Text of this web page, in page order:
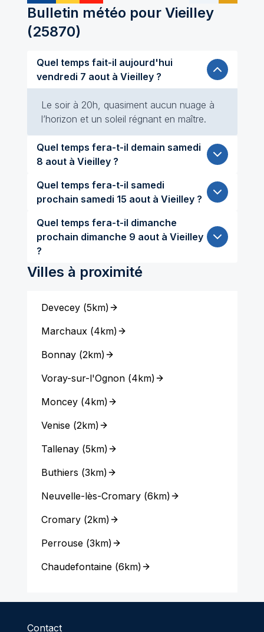
Bulletin météo pour Vieilley
(25870)
Quel temps fait-il aujourd'hui
vendredi 7 aout à Vieilley ?
Le soir à 20h, quasiment aucun nuage à
l’horizon et un soleil régnant en maître.
Quel temps fera-t-il demain samedi
8 aout à Vieilley ?
Quel temps fera-t-il samedi
prochain samedi 15 aout à Vieilley ?
Quel temps fera-t-il dimanche
prochain dimanche 9 aout à Vieilley
?
Villes à proximité
Devecey(5km)
Marchaux(4km)
Bonnay(2km)
Voray-sur-l'Ognon(4km)
Moncey(4km)
Venise(2km)
Tallenay(5km)
Buthiers (3km)
Neuvelle-lès-Cromary(6km)
Cromary(2km)
Perrouse(3km)
Chaudefontaine(6km)
Contact